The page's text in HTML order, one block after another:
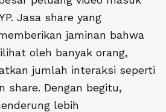
Jasa share yang
jaminan bahwa
oleh banyak orang,
jumlah interaksi seperti
share. Dengan begitu,
lebih